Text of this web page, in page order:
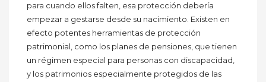
para cuando ellos falten, esa protección debería
empezar a gestarse desde su nacimiento. Existen en
efecto potentes herramientas de protección
patrimonial, como los planes de pensiones, que tienen
un régimen especial para personas con discapacidad,
y los patrimonios especialmente protegidos de las